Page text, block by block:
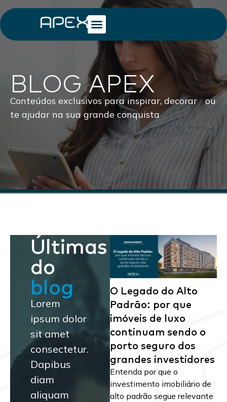
BLOG APEX
Conteúdos exclusivos para inspirar, decorar ou
te ajudar na sua grande conquista
Últimas
do
blog
Lorem
ipsum dolor
sit amet
consectetur.
Dapibus
diam
aliquam
O Legado do Alto
Padrão: por que
imóveis de luxo
continuam sendo o
porto seguro dos
grandes investidores
Entenda por que o
investimento imobiliário de
alto padrão segue relevante